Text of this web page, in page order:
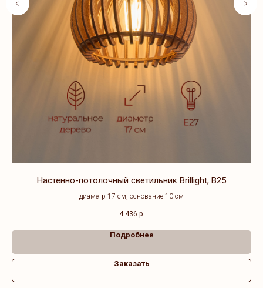
Настенно-потолочный светильник Brillight, B25
диаметр 17 см, основание 10 см
4 436 р.
Подробнее
Заказать